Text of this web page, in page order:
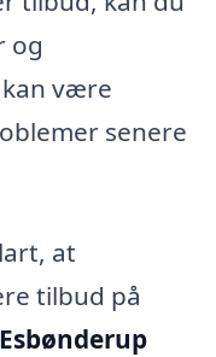
og
være
senere
at
tilbud på